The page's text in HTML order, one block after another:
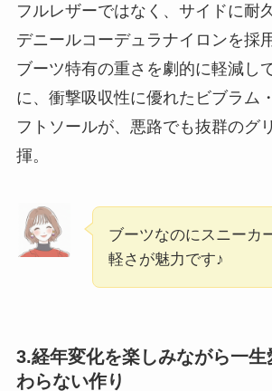
フルレザーではなく、サイドに耐
デニールコーデュラナイロンを採
ブーツ特有の重さを劇的に軽減し
に、衝撃吸収性に優れたビブラム
フトソールが、悪路でも抜群のグ
揮。
ブーツなのにスニーカ
軽さが魅力です♪
3.経年変化を楽しみながら一
わらない作り